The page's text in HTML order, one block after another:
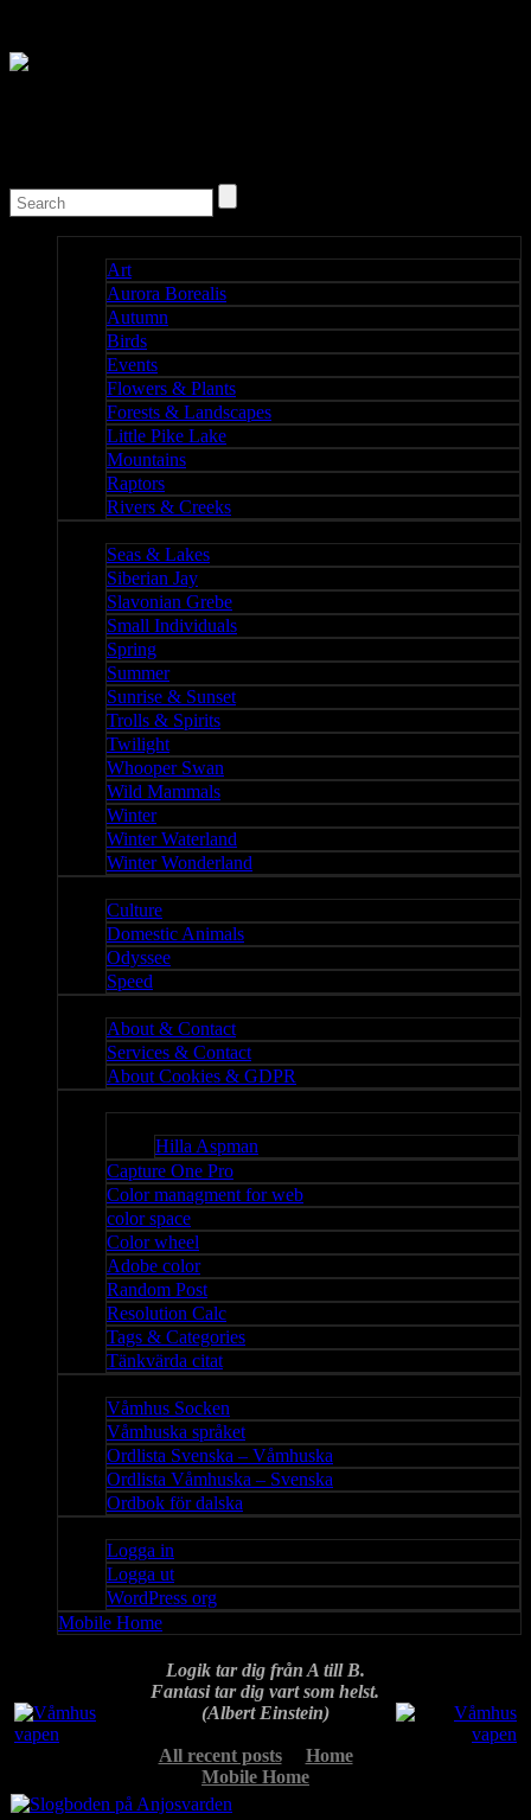
Art
Aurora Borealis
Autumn
Birds
Events
Flowers & Plants
Forests & Landscapes
Little Pike Lake
Mountains
Raptors
Rivers & Creeks
Seas & Lakes
Siberian Jay
Slavonian Grebe
Small Individuals
Spring
Summer
Sunrise & Sunset
Trolls & Spirits
Twilight
Whooper Swan
Wild Mammals
Winter
Winter Waterland
Winter Wonderland
Culture
Domestic Animals
Odyssee
Speed
About & Contact
Services & Contact
About Cookies & GDPR
Hilla Aspman
Capture One Pro
Color managment for web
color space
Color wheel
Adobe color
Random Post
Resolution Calc
Tags & Categories
Tänkvärda citat
Våmhus Socken
Våmhuska språket
Ordlista Svenska – Våmhuska
Ordlista Våmhuska – Svenska
Ordbok för dalska
Logga in
Logga ut
WordPress org
Mobile Home
Logik tar dig från A till B.
Fantasi tar dig vart som helst.
(Albert Einstein)
All recent posts
Home
Mobile Home